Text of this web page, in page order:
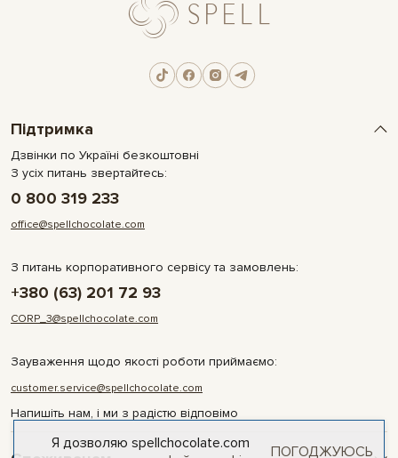
Підтримка
Дзвінки по Україні безкоштовні
З усіх питань звертайтесь:
0 800 319 233
office@spellchocolate.com
З питань корпоративного сервісу та замовлень:
+380 (63) 201 72 93
CORP_3@spellchocolate.com
Зауваження щодо якості роботи приймаємо:
customer.service@spellchocolate.com
Напишіть нам, і ми з радістю відповімо
Я дозволяю spellchocolate.com
ПОГОДЖУЮСЬ